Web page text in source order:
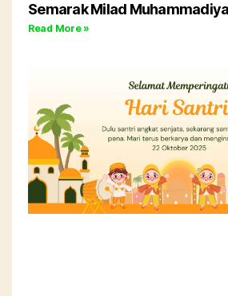
Semarak Milad
Read More »